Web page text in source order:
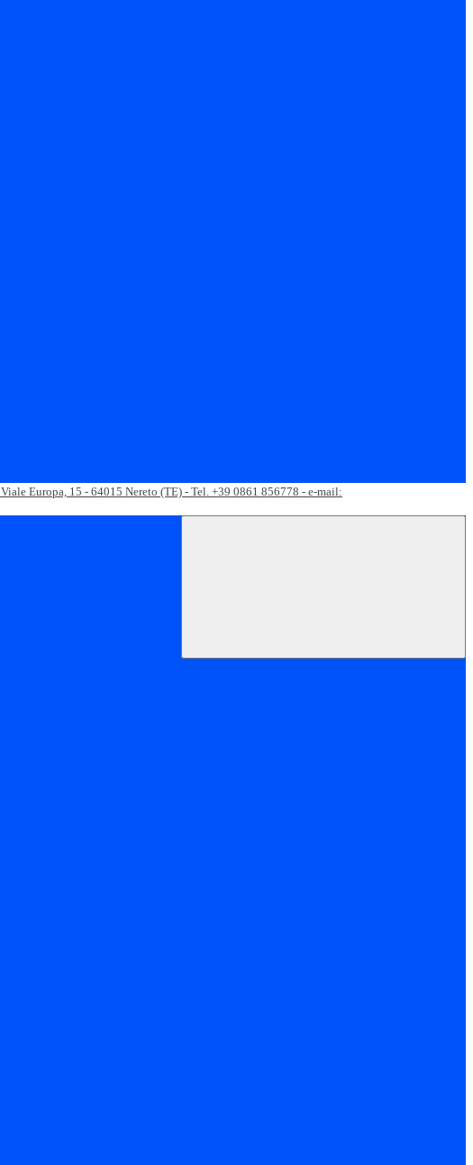
Viale Europa, 15 - 64015 Nereto (TE) - Tel. +39 0861 856778 - e-mail: